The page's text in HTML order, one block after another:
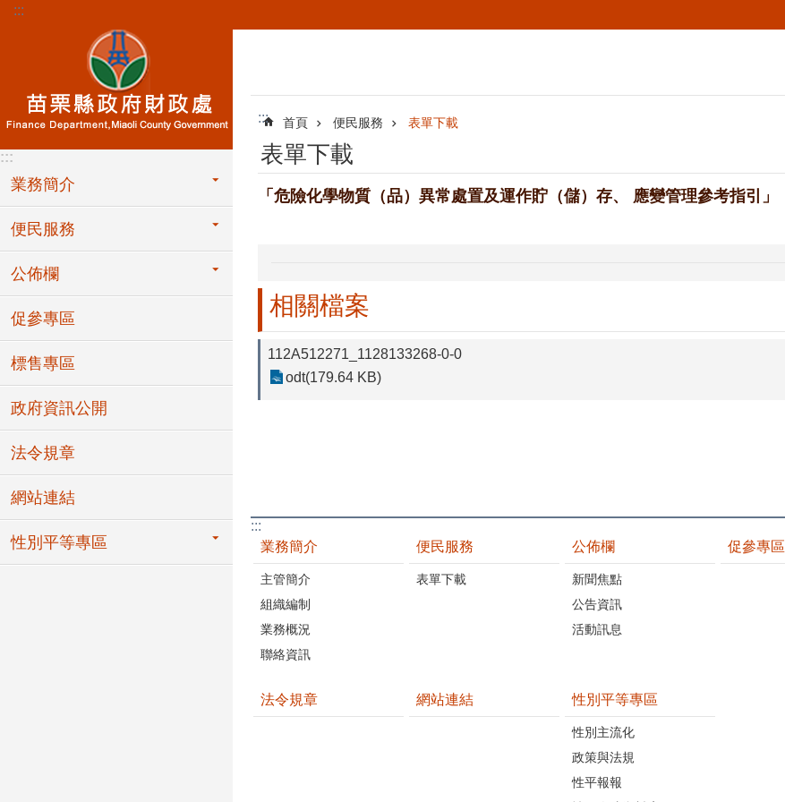
跳到主要內容區塊
:::
:::
業務簡介
便民服務
公佈欄
促參專區
標售專區
政府資訊公開
法令規章
網站連結
性別平等專區
::: 首頁 便民服務 表單下載
表單下載
「危險化學物質（品）異常處置及運作貯（儲）存、 應變管理參考指引」
相關檔案
112A512271_1128133268-0-0
odt(179.64 KB)
:::
業務簡介
主管簡介
組織編制
業務概況
聯絡資訊
便民服務
表單下載
公佈欄
新聞焦點
公告資訊
活動訊息
促參專區
法令規章 網站連結 性別平等專區
性別主流化
政策與法規
性平報報